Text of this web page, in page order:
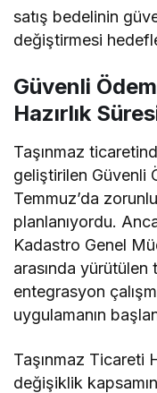
satış bedelinin
değiştirmesi
Güvenli
Hazırlık
Taşınmaz
geliştirilen Güvenli
Temmuz’da
planlanıyordu.
Kadastro Genel
arasında
entegrasyon
uygulamanın
Taşınmaz Ticareti
değişiklik